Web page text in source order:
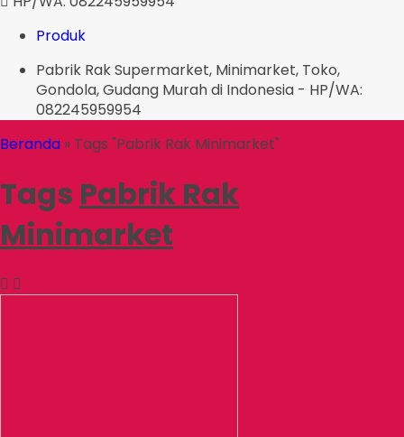
Produk
Pabrik Rak Supermarket, Minimarket, Toko,
Gondola, Gudang Murah di Indonesia - HP/WA:
082245959954
Beranda » Tags "Pabrik Rak Minimarket"
Tags Pabrik Rak
Minimarket